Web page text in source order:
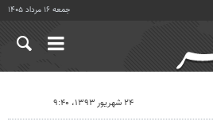
جمعه ۱۶ مرداد ۱۴۰۵
۲۴ شهریور ۱۳۹۳، ۹:۴۰